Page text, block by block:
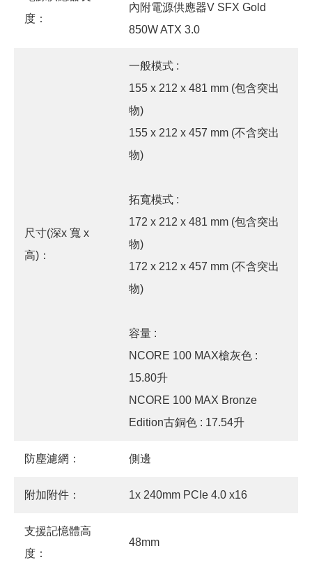
度：
內附電源供應器V SFX Gold
850W ATX 3.0
尺寸(深x 寬 x
高)：
一般模式 :
155 x 212 x 481 mm (包含突出
物)
155 x 212 x 457 mm (不含突出
物)
拓寬模式 :
172 x 212 x 481 mm (包含突出
物)
172 x 212 x 457 mm (不含突出
物)
容量 :
NCORE 100 MAX槍灰色 :
15.80升
NCORE 100 MAX Bronze
Edition古銅色 : 17.54升
防塵濾網： 側邊
附加附件： 1x 240mm PCIe 4.0 x16
支援記憶體高
度：
48mm